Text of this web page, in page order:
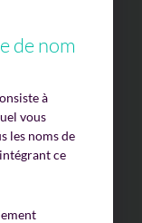
de nom
à
vous
les noms de
ce